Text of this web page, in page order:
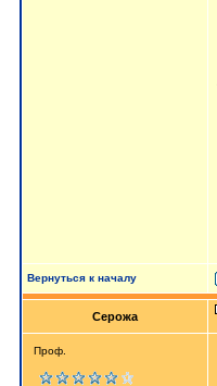
Вернуться к началу
Серожа
Проф.